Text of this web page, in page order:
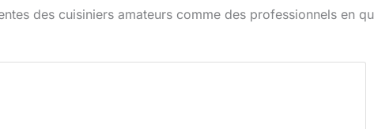
des cuisiniers amateurs comme des professionnels en